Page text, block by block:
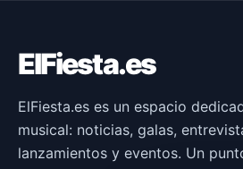
ElFiesta.es
ElFiesta.es es un espacio
musical: noticias, galas,
lanzamientos y eventos. Un